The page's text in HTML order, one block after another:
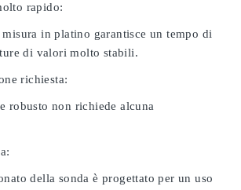
rapido:
in platino garantisce un tempo di
di valori molto stabili.
richiesta:
robusto non richiede alcuna
della sonda è progettato per un uso